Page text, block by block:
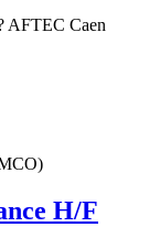
AFTEC Caen
H/F